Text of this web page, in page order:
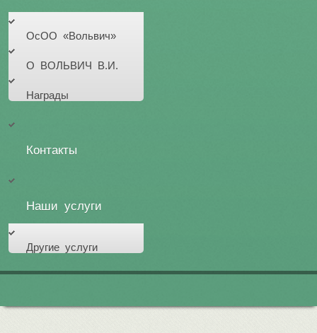
ОсОО «Вольвич»
О ВОЛЬВИЧ В.И.
Награды
Контакты
Наши услуги
Другие услуги